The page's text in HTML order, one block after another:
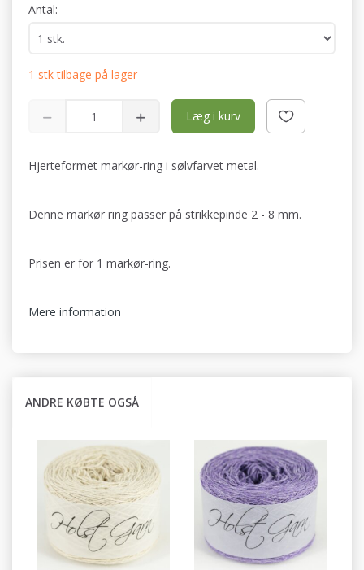
Antal:
1 stk tilbage på lager
Læg i kurv
Hjerteformet markør-ring i sølvfarvet metal.
Denne markør ring passer på strikkepinde 2 - 8 mm.
Prisen er for 1 markør-ring.
Mere information
ANDRE KØBTE OGSÅ